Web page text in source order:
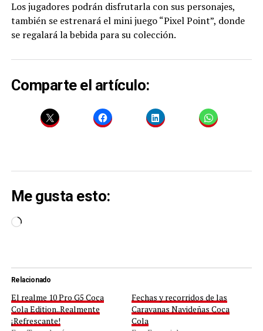
Los jugadores podrán disfrutarla con sus personajes,
también se estrenará el mini juego “Pixel Point”, donde
se regalará la bebida para su colección.
Comparte el artículo:
Me gusta esto:
Cargando...
Relacionado
El realme 10 Pro G5 Coca
Cola Edition..Realmente
¡Refrescante!
Fechas y recorridos de las
Caravanas Navideñas Coca
Cola